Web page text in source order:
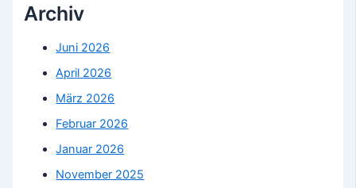
Archiv
Juni 2026
April 2026
März 2026
Februar 2026
Januar 2026
November 2025